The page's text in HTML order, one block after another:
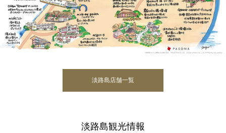
淡路島店舗一覧
淡路島観光情報